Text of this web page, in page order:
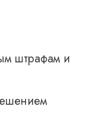
штрафам и